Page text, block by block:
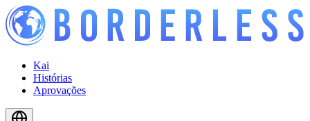
Kai
Histórias
Aprovações